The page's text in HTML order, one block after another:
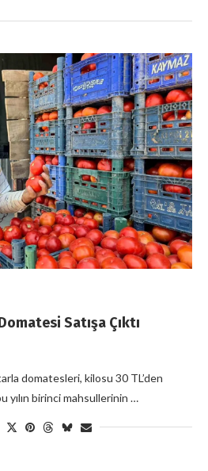
Satışa Çıktı
domatesleri, kilosu 30 TL’den
yılın birinci mahsullerinin …